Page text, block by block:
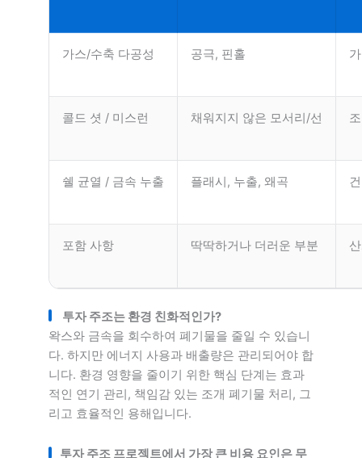
가스/수축 다공성 공극, 핀홀
콜드 셧 / 미스런 채워지지 않은 모서리/선
쉘 균열 / 금속 누출 플래시, 누출, 왜곡
포함 사항 딱딱하거나 더러운 부분
투자 주조는 환경 친화적인가?
왁스와 금속을 회수하여 폐기물을 줄일 수 있습니
다. 하지만 에너지 사용과 배출량은 관리되어야 합
니다. 환경 영향을 줄이기 위한 핵심 단계는 효과
적인 연기 관리, 책임감 있는 조개 폐기물 처리, 그
리고 효율적인 용해입니다.
투자 주조 프로젝트에서 가장 큰 비용 요인은 무